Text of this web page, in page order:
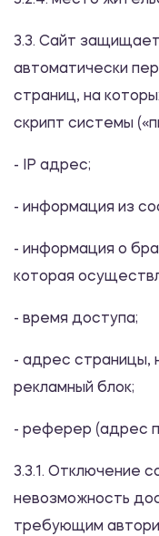
3.3. Сайт
автоматически
страниц, на
скрипт системы
- IP адрес;
- информация из
- информация о
которая
- время доступа;
- адрес страницы,
рекламный блок;
- реферер (адрес
3.3.1. Отключение
невозможность
требующим